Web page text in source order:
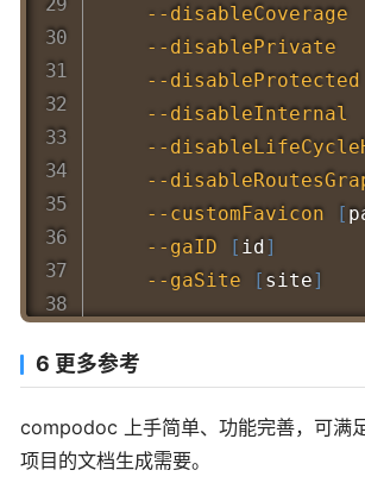
--disableCoverage
--disablePrivate
--disableProtected
--disableInternal
--
--
--customFavicon
[
--gaID
[ id ]
--gaSite
[ site]
6 更多参考
compodoc 上手简单、功能完善，可满
项目的文档生成需要。